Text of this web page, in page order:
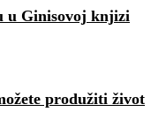
u Ginisovoj knjizi
produžiti život